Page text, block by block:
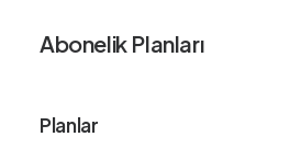
Abonelik Planları
Planlar